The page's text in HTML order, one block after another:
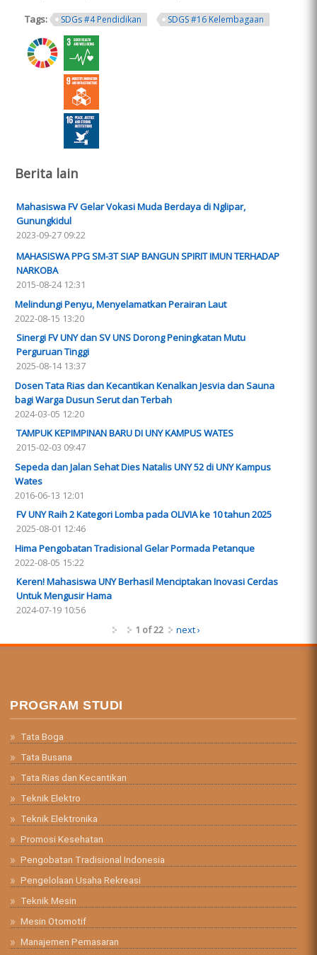
Tags: SDGs #4 Pendidikan SDGS #16 Kelembagaan
ring.png
Berita lain
Mahasiswa FV Gelar Vokasi Muda Berdaya di Nglipar,
Gunungkidul
2023-09-27 09:22
MAHASISWA PPG SM-3T SIAP BANGUN SPIRIT IMUN TERHADAP
NARKOBA
2015-08-24 12:31
Melindungi Penyu, Menyelamatkan Perairan Laut
2022-08-15 13:20
Sinergi FV UNY dan SV UNS Dorong Peningkatan Mutu
Perguruan Tinggi
2025-08-14 13:37
Dosen Tata Rias dan Kecantikan Kenalkan Jesvia dan Sauna
bagi Warga Dusun Serut dan Terbah
2024-03-05 12:20
TAMPUK KEPIMPINAN BARU DI UNY KAMPUS WATES
2015-02-03 09:47
Sepeda dan Jalan Sehat Dies Natalis UNY 52 di UNY Kampus
Wates
2016-06-13 12:01
FV UNY Raih 2 Kategori Lomba pada OLIVIA ke 10 tahun 2025
2025-08-01 12:46
Hima Pengobatan Tradisional Gelar Pormada Petanque
2022-08-05 15:22
Keren! Mahasiswa UNY Berhasil Menciptakan Inovasi Cerdas
Untuk Mengusir Hama
2024-07-19 10:56
1 of 22
next ›
PROGRAM STUDI
Tata Boga
Tata Busana
Tata Rias dan Kecantikan
Teknik Elektro
Teknik Elektronika
Promosi Kesehatan
Pengobatan Tradisional Indonesia
Pengelolaan Usaha Rekreasi
Teknik Mesin
Mesin Otomotif
Manajemen Pemasaran